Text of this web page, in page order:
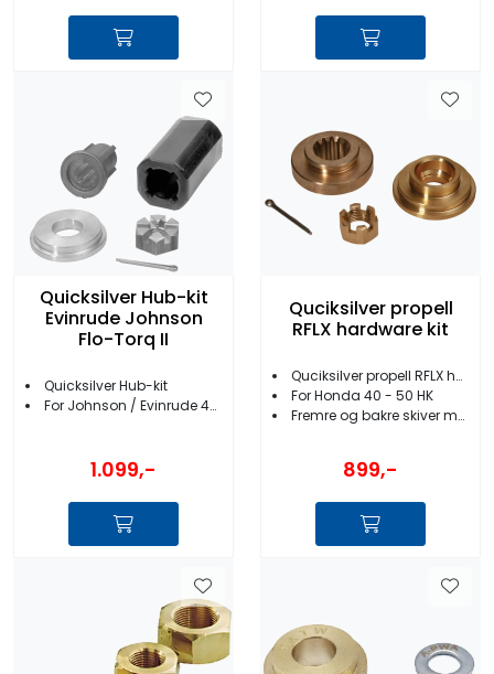
Quicksilver Hub-kit
Evinrude Johnson
Flo-Torq II
Quicksilver Hub-kit
For Johnson / Evinrude 40 - 140 HK
1.099,-
Quciksilver propell
RFLX hardware kit
Quciksilver propell RFLX hardware kit
For Honda 40 - 50 HK
Fremre og bakre skiver medfølger
899,-